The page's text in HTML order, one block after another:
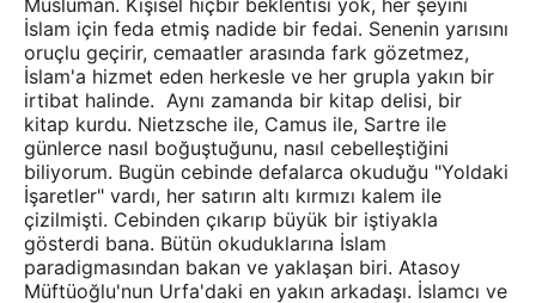
Müslüman. Kişisel hiçbir beklentisi yok, her şeyini
İslam için feda etmiş nadide bir fedai. Senenin yarısını
oruçlu geçirir, cemaatler arasında fark gözetmez,
İslam'a hizmet eden herkesle ve her grupla yakın bir
irtibat halinde. Aynı zamanda bir kitap delisi, bir
kitap kurdu. Nietzsche ile, Camus ile, Sartre ile
günlerce nasıl boğuştuğunu, nasıl cebelleştiğini
biliyorum. Bugün cebinde defalarca okuduğu "Yoldaki
İşaretler" vardı, her satırın altı kırmızı kalem ile
çizilmişti. Cebinden çıkarıp büyük bir iştiyakla
gösterdi bana. Bütün okuduklarına İslam
paradigmasından bakan ve yaklaşan biri. Atasoy
Müftüoğlu'nun Urfa'daki en yakın arkadaşı. İslamcı ve